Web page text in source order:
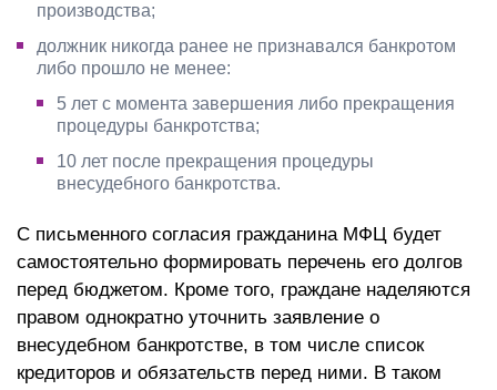
производства;
должник никогда ранее не признавался банкротом
либо прошло не менее:
5 лет с момента завершения либо прекращения
процедуры банкротства;
10 лет после прекращения процедуры
внесудебного банкротства.
С письменного согласия гражданина МФЦ будет
самостоятельно формировать перечень его долгов
перед бюджетом. Кроме того, граждане наделяются
правом однократно уточнить заявление о
внесудебном банкротстве, в том числе список
кредиторов и обязательств перед ними. В таком